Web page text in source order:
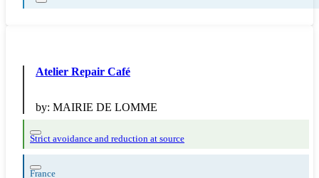
Atelier Repair Café
by: MAIRIE DE LOMME
Strict avoidance and reduction at source
France